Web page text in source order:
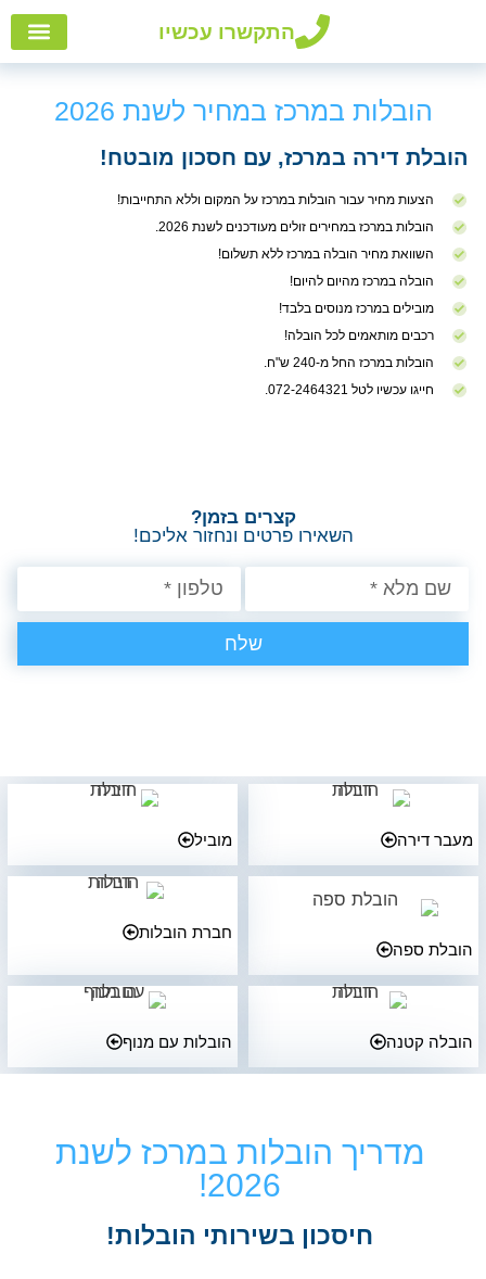
התקשרו עכשיו
הובלות במרכז במחיר לשנת 2026
הובלת דירה במרכז, עם חסכון מובטח!
הצעות מחיר עבור הובלות במרכז על המקום וללא התחייבות!
הובלות במרכז במחירים זולים מעודכנים לשנת 2026.
השוואת מחיר הובלה במרכז ללא תשלום!
הובלה במרכז מהיום להיום!
מובילים במרכז מנוסים בלבד!
רכבים מותאמים לכל הובלה!
הובלות במרכז החל מ-240 ש"ח.
חייגו עכשיו לטל 072-2464321.
קצרים בזמן?
השאירו פרטים ונחזור אליכם!
שלח
מעבר דירה מוביל
הובלת ספה
חברת הובלות
הובלה קטנה הובלות עם מנוף
מדריך הובלות במרכז לשנת
2026!
חיסכון בשירותי הובלות!